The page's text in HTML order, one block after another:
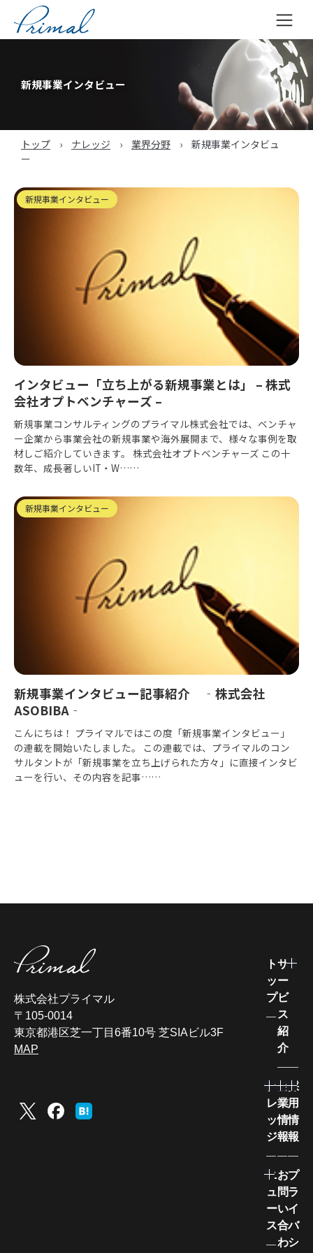
へ
新規事業インタビュー
トップ › ナレッジ › 業界分野 ›
新規事業インタビュ
ー
新規事業インタビュー
インタビュー「立ち上がる新規事業とは」 – 株式
会社オプトベンチャーズ –
新規事業コンサルティングのプライマル株式会社では、ベンチャ
ー企業から事業会社の新規事業や海外展開まで、様々な事例を取
材しご紹介していきます。 株式会社オプトベンチャーズ この十
数年、成長著しいIT・W……
新規事業インタビュー
新規事業インタビュー記事紹介 ‐株式会社
ASOBIBA‐
こんにちは！ プライマルではこの度「新規事業インタビュー」
の連載を開始いたしました。 この連載では、プライマルのコン
サルタントが「新規事業を立ち上げられた方々」に直接インタビ
ューを行い、その内容を記事……
株式会社プライマル
〒105-0014
東京都港区芝一丁目6番10号 芝SIAビル3F
MAP
ト
ッ
プ
サ
ー
ビ
ス
紹
介
ナ
レ
ッ
ジ
企
業
情
報
採
用
情
報
ニ
ュ
ー
ス
お
問
い
合
わ
プ
ラ
イ
バ
シ